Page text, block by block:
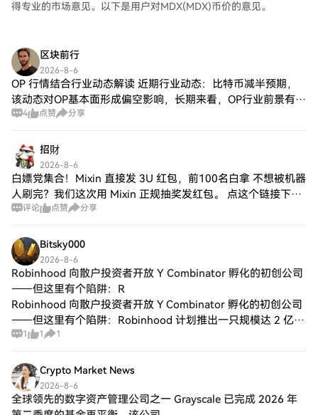
得专业的市场意见。以下是用户对MDX(MDX)币价的意见。
区块前行
2026-8-6
OP 行情结合行业动态解读 近期行业动态：比特币减半预期，
该动态对OP基本面形成偏空影响，长期来看，OP行业前景有待
观察。 当前OP现价$0.09，下跌趋势，支撑$0.09、压力
4 点赞 分享
招財
2026-8-6
白嫖党集合！Mixin 直接发 3U 红包，前100名白拿 不想被机器
人刷完？我们这次用 Mixin 正规抽奖发红包。 点这个链接下载
（李笑来搞的）： 或者谷歌商店搜 Mixin 也行。 关键步骤（不
评论 点赞 分享
Bitsky000
2026-8-6
Robinhood 向散户投资者开放 Y Combinator 孵化的初创公司
——但这里有个陷阱：R
Robinhood 向散户投资者开放 Y Combinator 孵化的初创公司
——但这里有个陷阱：Robinhood 计划推出一只规模达 2 亿美
元的风险投资基金，专注于投资 Y Combinator
1 1 1
Crypto Market News
2026-8-6
全球领先的数字资产管理公司之一 Grayscale 已完成 2026 年